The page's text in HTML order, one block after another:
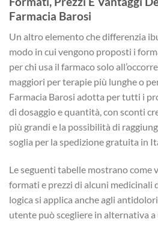
Farmacia Barosi
Un altro elemento che differenzia
modo in cui vengono proposti i
per chi usa il farmaco solo
maggiori per terapie più lunghe o
Farmacia Barosi adotta per tutti i
di dosaggio e quantità, con sconti
più grandi e la possibilità di
soglia per la spedizione gratuita in
Le seguenti tabelle mostrano
formati e prezzi di alcuni medicinali
logica si applica anche agli
utente può scegliere in alternativa